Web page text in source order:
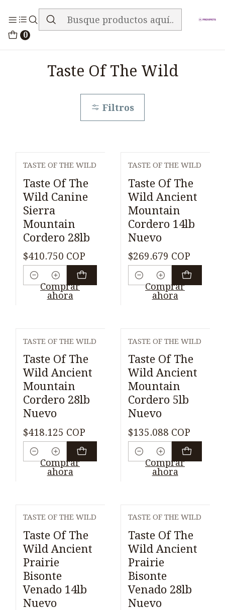
0
ENVIO GRATIS EN TODA LA TIENDA
Inicio
Taste Of The Wild
Filtros
TASTE OF THE WILD
Taste Of The
Wild Canine
Sierra
Mountain
Cordero 28lb
$410.750 COP
Cantidad
Comprar
ahora
TASTE OF THE WILD
Taste Of The
Wild Ancient
Mountain
Cordero 14lb
Nuevo
$269.679 COP
Cantidad
Comprar
ahora
TASTE OF THE WILD
Taste Of The
Wild Ancient
Mountain
Cordero 28lb
Nuevo
$418.125 COP
Cantidad
Comprar
ahora
TASTE OF THE WILD
Taste Of The
Wild Ancient
Mountain
Cordero 5lb
Nuevo
$135.088 COP
Cantidad
Comprar
ahora
TASTE OF THE WILD
Taste Of The
Wild Ancient
Prairie
Bisonte
Venado 14lb
Nuevo
TASTE OF THE WILD
Taste Of The
Wild Ancient
Prairie
Bisonte
Venado 28lb
Nuevo